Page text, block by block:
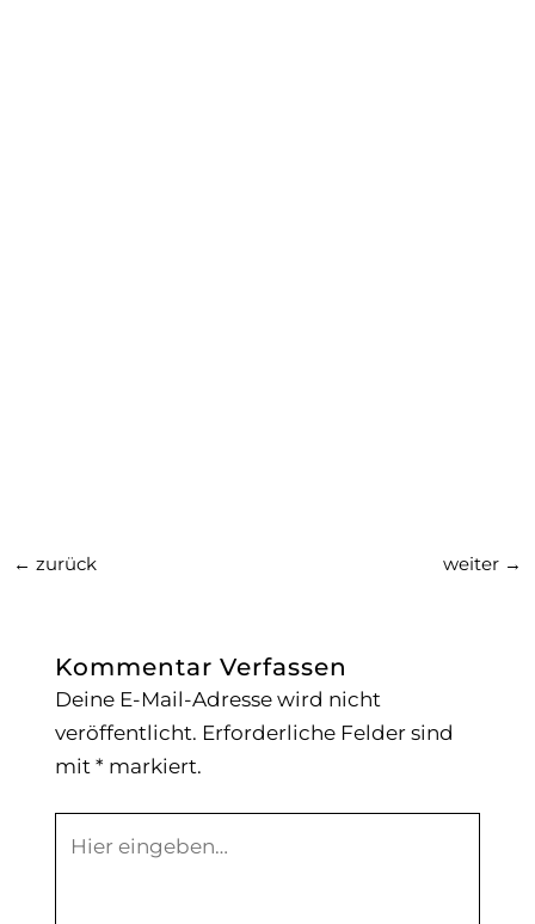
← zurück weiter →
Kommentar Verfassen
Deine E-Mail-Adresse wird nicht
veröffentlicht. Erforderliche Felder sind
mit * markiert.
eingeben…